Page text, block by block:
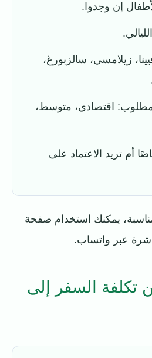
إن وجدوا.
زيلامسي، سالزبورغ،
اقتصادي، متوسط،
أم تريد الاعتماد على
يمكنك استخدام صفحة
عبر واتساب.
تكلفة السفر إلى